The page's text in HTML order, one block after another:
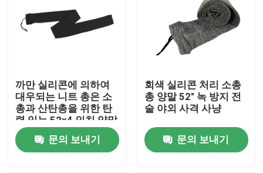
까만 실리콘에 의하여
대우되는 니트 총은 소
총과 산탄총을 위한 탄
력 있는 52x4 인치 양말
을 죕니다
문의 보내기
회색 실리콘 처리 소총
총 양말 52" 녹 방지 전
술 야외 사격 사냥
문의 보내기